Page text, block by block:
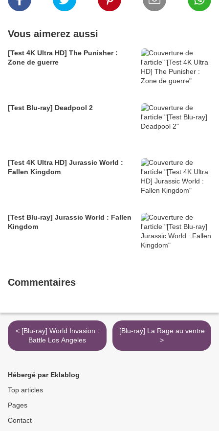
Vous aimerez aussi
[Test 4K Ultra HD] The Punisher :
Zone de guerre
[Test Blu-ray] Deadpool 2
[Test 4K Ultra HD] Jurassic World :
Fallen Kingdom
[Test Blu-ray] Jurassic World : Fallen
Kingdom
Commentaires
< [Blu-ray] World Invasion :
Battle Los Angeles
[Blu-ray] La Rage au ventre
>
Hébergé par Eklablog
Top articles
Pages
Contact